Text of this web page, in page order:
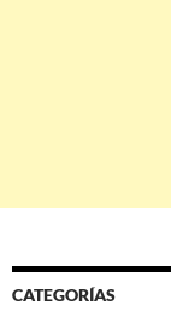
CATEGORÍAS